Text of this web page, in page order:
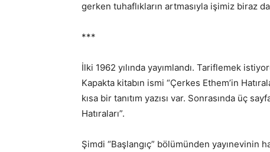
gerken tuhaflıkların artmasıyla işimiz biraz
***
İlki 1962 yılında yayımlandı. Tariflemek
Kapakta kitabın ismi “Çerkes Ethem’in
kısa bir tanıtım yazısı var. Sonrasında üç
Hatıraları”.
Şimdi “Başlangıç” bölümünden yayınevinin